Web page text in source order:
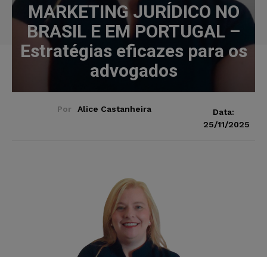
MARKETING JURÍDICO NO
BRASIL E EM PORTUGAL –
Estratégias eficazes para os
advogados
Por Alice Castanheira
Data:
25/11/2025